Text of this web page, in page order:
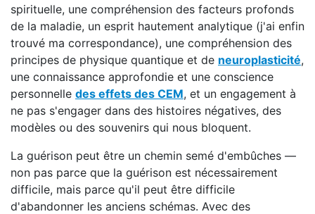
spirituelle, une compréhension des facteurs profonds
de la maladie, un esprit hautement analytique (j'ai enfin
trouvé ma correspondance), une compréhension des
principes de physique quantique et de neuroplasticité,
une connaissance approfondie et une conscience
personnelle des effets des CEM, et un engagement à
ne pas s'engager dans des histoires négatives, des
modèles ou des souvenirs qui nous bloquent.
La guérison peut être un chemin semé d'embûches —
non pas parce que la guérison est nécessairement
difficile, mais parce qu'il peut être difficile
d'abandonner les anciens schémas. Avec des